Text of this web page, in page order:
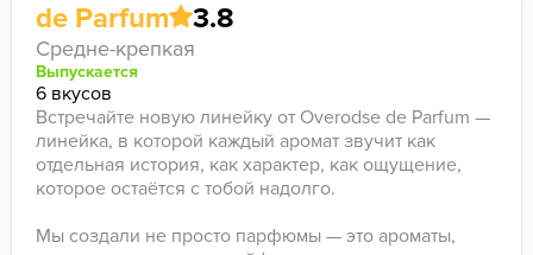
de Parfum 3.8
Средне-крепкая
Выпускается
6 вкусов
Встречайте новую линейку от Overodse de Parfum —
линейка, в которой каждый аромат звучит как
отдельная история, как характер, как ощущение,
которое остаётся с тобой надолго.
Мы создали не просто парфюмы — это ароматы,